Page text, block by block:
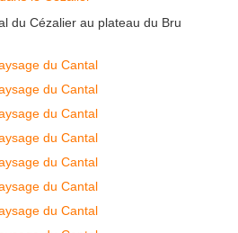
du Cézalier au plateau du Bru